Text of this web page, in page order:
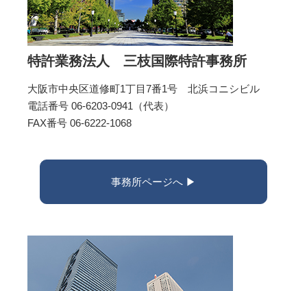
特許業務法人 三枝国際特許事務所
大阪市中央区道修町1丁目7番1号 北浜コニシビル
電話番号 06-6203-0941（代表）
FAX番号 06-6222-1068
事務所ページへ ▶︎